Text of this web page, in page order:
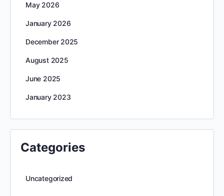
May 2026
January 2026
December 2025
August 2025
June 2025
January 2023
Categories
Uncategorized